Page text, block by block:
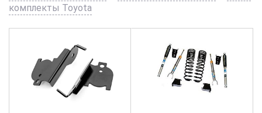
комплекты Toyota